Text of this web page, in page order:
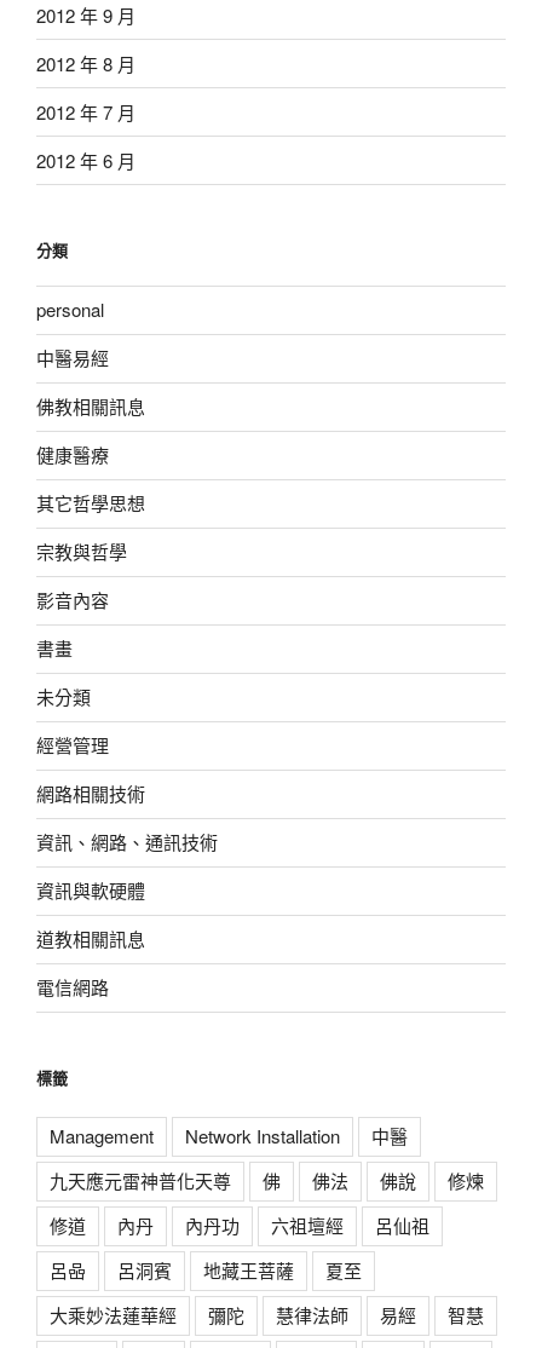
2012 年 9 月
2012 年 8 月
2012 年 7 月
2012 年 6 月
分類
personal
中醫易經
佛教相關訊息
健康醫療
其它哲學思想
宗教與哲學
影音內容
書畫
未分類
經營管理
網路相關技術
資訊、網路、通訊技術
資訊與軟硬體
道教相關訊息
電信網路
標籤
Management Network Installation
中醫
九天應元雷神普化天尊
佛 佛法 佛說
修煉
修道
內丹 內丹功 六祖壇經
呂仙祖
呂喦
呂洞賓 地藏王菩薩
夏至
大乘妙法蓮華經
彌陀 慧律法師 易經
智慧